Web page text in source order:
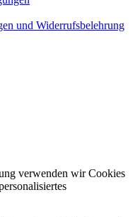
und Widerrufsbelehrung
verwenden wir Cookies